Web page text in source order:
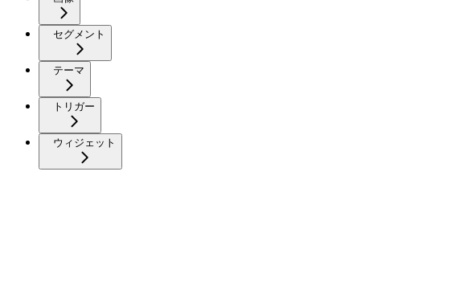
セグメント
テーマ
トリガー
ウィジェット